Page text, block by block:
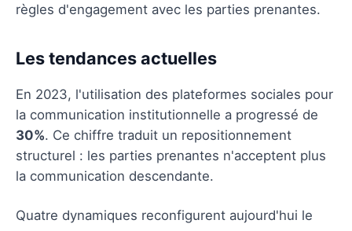
règles d'engagement avec les parties prenantes.
Les tendances actuelles
En 2023, l'utilisation des plateformes sociales pour
la communication institutionnelle a progressé de
30%. Ce chiffre traduit un repositionnement
structurel : les parties prenantes n'acceptent plus
la communication descendante.
Quatre dynamiques reconfigurent aujourd'hui le